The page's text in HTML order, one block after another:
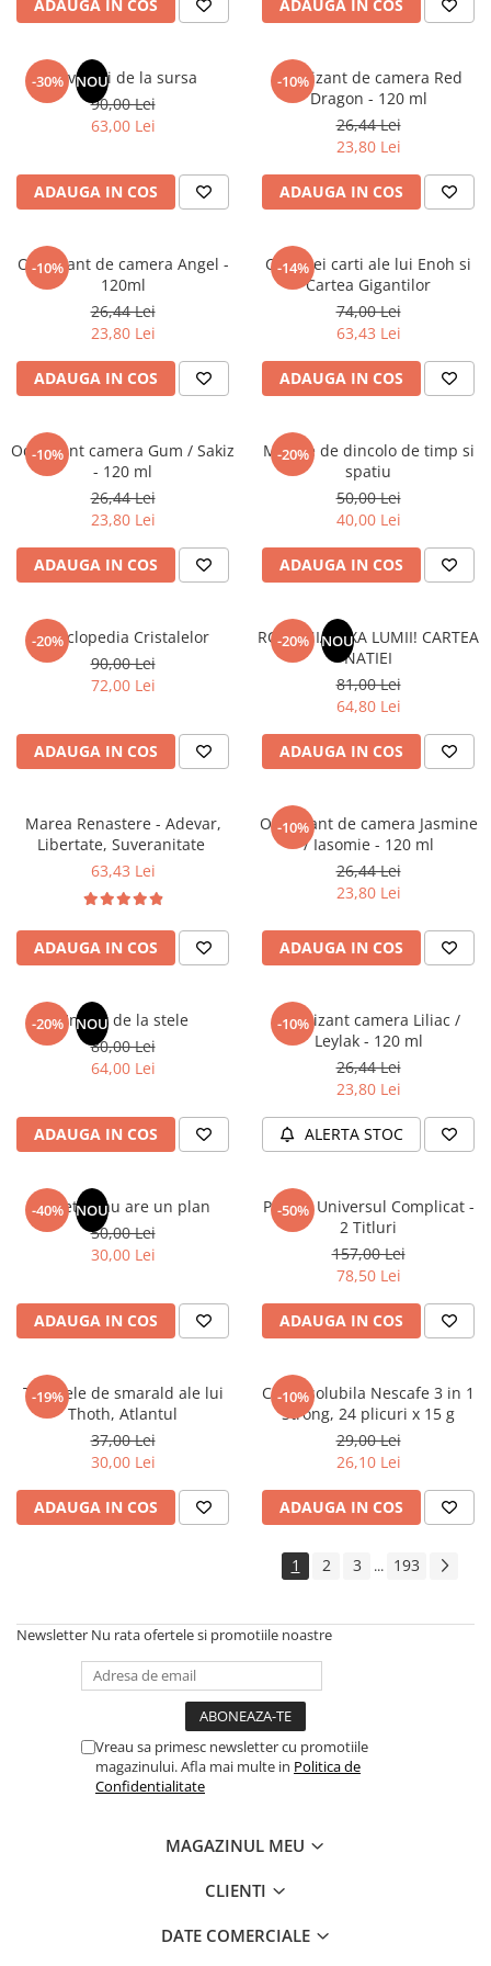
Elevi de 10 plus
Lecturi Scolare
Lumea Copilariei
Ma pregatesc pentru scoala
Clasa a II-a
Clasa a III-a
Clasa a IV-a
Clasa a V-a
Clasa a VI-a
Clasa a VII-a
Clasa a VIII-a
Clasa I
Limbi Straine
Povesti
Povesti ilustrate
Realitatea Augmentata
ScienceConnection
ADAUGA IN COS ADAUGA IN COS
-30% NOU
Revelatii de la sursa
90,00 Lei
63,00 Lei
ADAUGA IN COS
-10%
Odorizant de camera Red
Dragon - 120 ml
26,44 Lei
23,80 Lei
ADAUGA IN COS
-10%
Odorizant de camera Angel -
120ml
26,44 Lei
23,80 Lei
ADAUGA IN COS
-14%
Cele trei carti ale lui Enoh si
Cartea Gigantilor
74,00 Lei
63,43 Lei
ADAUGA IN COS
-10%
Odorizant camera Gum / Sakiz
- 120 ml
26,44 Lei
23,80 Lei
ADAUGA IN COS
-20%
Mesaje de dincolo de timp si
spatiu
50,00 Lei
40,00 Lei
ADAUGA IN COS
-20%
Enciclopedia Cristalelor
90,00 Lei
72,00 Lei
ADAUGA IN COS
-20% NOU
ROMANIA, AXA LUMII! CARTEA
NATIEI
81,00 Lei
64,80 Lei
ADAUGA IN COS
Marea Renastere - Adevar,
Libertate, Suveranitate
63,43 Lei
ADAUGA IN COS
-10%
Odorizant de camera Jasmine
/ Iasomie - 120 ml
26,44 Lei
23,80 Lei
ADAUGA IN COS
-20% NOU
Un dar de la stele
80,00 Lei
64,00 Lei
ADAUGA IN COS
-10%
Odorizant camera Liliac /
Leylak - 120 ml
26,44 Lei
23,80 Lei
ALERTA STOC
-40% NOU
Sufletul tau are un plan
50,00 Lei
30,00 Lei
ADAUGA IN COS
-50%
Pachet Universul Complicat -
2 Titluri
157,00 Lei
78,50 Lei
ADAUGA IN COS
-19%
Tablitele de smarald ale lui
Thoth, Atlantul
37,00 Lei
30,00 Lei
ADAUGA IN COS
-10%
Cafea solubila Nescafe 3 in 1
Strong, 24 plicuri x 15 g
29,00 Lei
26,10 Lei
ADAUGA IN COS
1 2 3 ... 193
Newsletter Nu rata ofertele si promotiile noastre
Vreau sa primesc newsletter cu promotiile
magazinului. Afla mai multe in Politica de
Confidentialitate
MAGAZINUL MEU
CLIENTI
DATE COMERCIALE